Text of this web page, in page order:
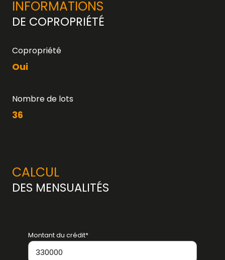
INFORMATIONS
DE COPROPRIÉTÉ
Copropriété
Oui
Nombre de lots
36
CALCUL
DES MENSUALITÉS
Montant du crédit*